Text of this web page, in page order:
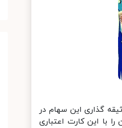
گذاری این سهام در
را با این کارت اعتباری